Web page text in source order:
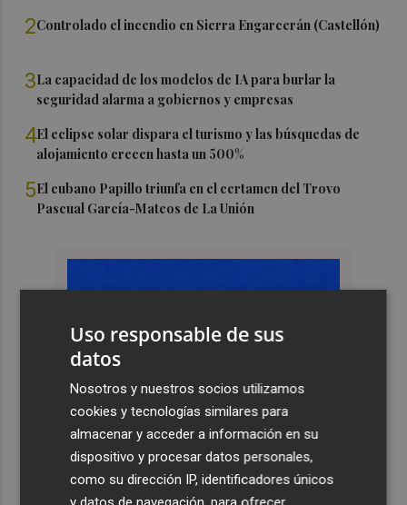
2Controlado el incendio en Sierra Engarcerán (Castellón)
3La capacidad de los modelos de IA para burlar la
seguridad alarma a gobiernos y empresas
4El eclipse solar dispara el turismo y las búsquedas de
alojamiento crecen hasta un 500%
5El cubano Papillo triunfa en el certamen del Trovo
Pascual García-Mateos de La Unión
Uso responsable de sus
datos
Nosotros y nuestros socios utilizamos
cookies y tecnologías similares para
almacenar y acceder a información en su
dispositivo y procesar datos personales,
como su dirección IP, identificadores únicos